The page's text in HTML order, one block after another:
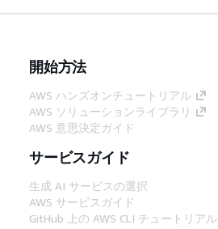
開始方法
AWS ハンズオンチュートリアル
AWS ソリューションライブラリ
AWS 意思決定ガイド
サービスガイド
生成 AI サービスの選択
AWS サービスガイド
GitHub 上の AWS CLI チュートリアル